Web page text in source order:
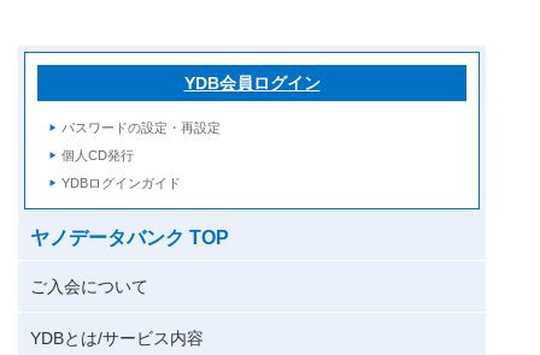
YDB会員ログイン
パスワードの設定・再設定
個人CD発行
YDBログインガイド
ヤノデータバンク TOP
ご入会について
YDBとは/サービス内容